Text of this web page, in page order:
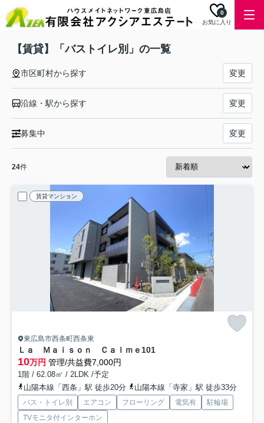
お気に入り
0
【賃貸】「バストイレ別」の一覧
市区町村から探す 変更
沿線・駅から探す 変更
募集中 変更
24件
賃貸マンション
東広島市西条町西条東
Ｌａ Ｍａｉｓｏｎ Ｃａｌｍｅ 101
10万円 管理/共益費7,000円
1階 / 62.08㎡ / 2LDK /予定
山陽本線「西条」駅 徒歩20分
山陽本線「寺家」駅 徒歩33分
バス・トイレ別 エアコン フローリング 電気有
駐輪場
TVモニタ付インターホン